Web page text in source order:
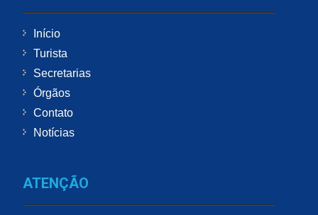
Início
Turista
Secretarias
Órgãos
Contato
Notícias
ATENÇÃO